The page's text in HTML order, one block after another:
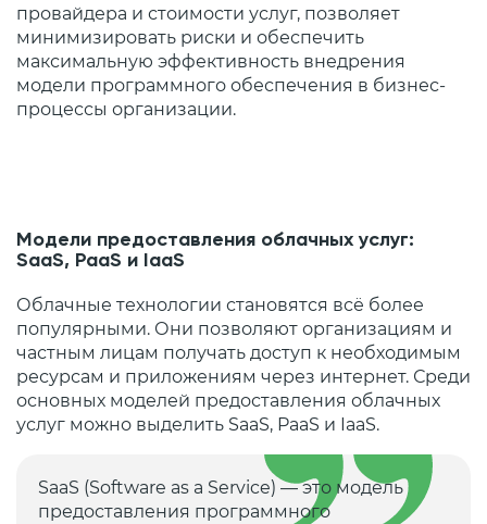
провайдера и стоимости услуг, позволяет
минимизировать риски и обеспечить
максимальную эффективность внедрения
модели программного обеспечения в бизнес-
процессы организации.
Модели предоставления облачных услуг:
SaaS, PaaS и IaaS
Облачные технологии становятся всё более
популярными. Они позволяют организациям и
частным лицам получать доступ к необходимым
ресурсам и приложениям через интернет. Среди
основных моделей предоставления облачных
услуг можно выделить SaaS, PaaS и IaaS.
SaaS (Software as a Service) — это модель
предоставления программного